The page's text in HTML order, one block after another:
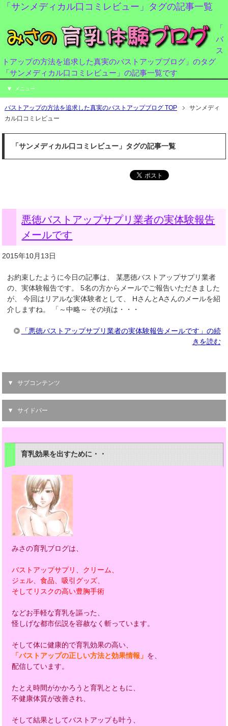
「サンメディカル口コミレビュー」タグの記事一覧
「
バ
ス
トアップの方法を追求した真実のバストアップブログ」のタグ
「サンメディカル口コミレビュー」の記事一覧です
メニュー
バストアップの方法を追求した真実のバストアップブログ TOP
サンメディ
カル口コミレビュー
「サンメディカル口コミレビュー」タグの記事一覧
悪徳バストアップサプリ業者の実体験報告
メールです
2015年10月13日
お約束したように今日の記事は、 某悪徳バストアップサプリ業者
の、実体験報告です。 5名の方からメールでご報告いただきました
が、 今回はリアルな実体験者として、 HさんとAさんのメールを紹
介しますね。 「～中略～ その頃は・・・
「悪徳バストアップサプリ業者の実体験報告メールです」の続
きを読む
サブコンテンツ
サイドバー
育乳効果を出すために・・
みさの育乳ブログは、
バストアップサプリ、クリーム、
ジェル、食品、吸引グッズ、
そしてリスクの高い豊胸手術
などお手軽な育乳を謳った、
怪しげな都市伝説を容赦なく斬っています。
そして体に健康的で育乳効果の高い、
「バストアップの正しい方法と効果情報」 を、
配信しています。
たとえ時間がかかろうと育乳とともに、
不健康体質が改善され、
そして結果としてバストアップも叶う、